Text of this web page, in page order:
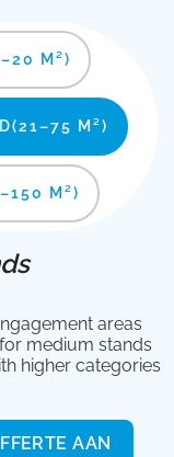
M²)
(21–75 M²)
M²)
areas
medium stands
higher categories
AAN